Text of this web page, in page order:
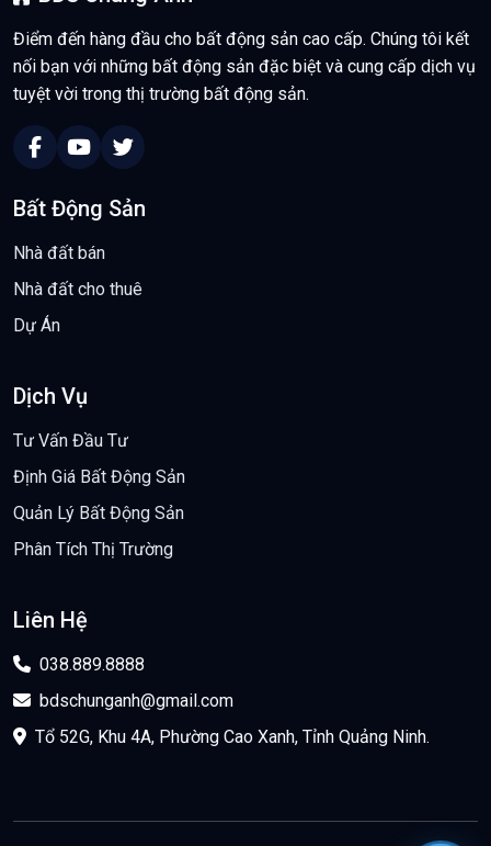
Điểm đến hàng đầu cho bất động sản cao cấp. Chúng tôi kết
nối bạn với những bất động sản đặc biệt và cung cấp dịch vụ
tuyệt vời trong thị trường bất động sản.
Bất Động Sản
Nhà đất bán
Nhà đất cho thuê
Dự Án
Dịch Vụ
Tư Vấn Đầu Tư
Định Giá Bất Động Sản
Quản Lý Bất Động Sản
Phân Tích Thị Trường
Liên Hệ
038.889.8888
bdschunganh@gmail.com
Tổ 52G, Khu 4A, Phường Cao Xanh, Tỉnh Quảng Ninh.